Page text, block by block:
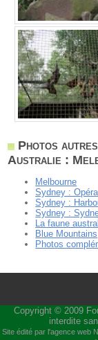
Photos
Australie :
Melbourne
Sydney : Opéra
Sydney :
Sydney :
La faune
Blue Mountains
Photos
Copyright © 2009
interdite
Site édité par l'agence web